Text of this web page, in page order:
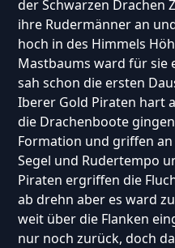
der Schwarzen Drachen
ihre Rudermänner an
hoch in des Himmels
Mastbaums ward für sie
sah schon die ersten
Iberer Gold Piraten hart
die Drachenboote
Formation und griffen
Segel und Rudertempo
Piraten ergriffen die
ab drehn aber es ward
weit über die Flanken
nur noch zurück, doch